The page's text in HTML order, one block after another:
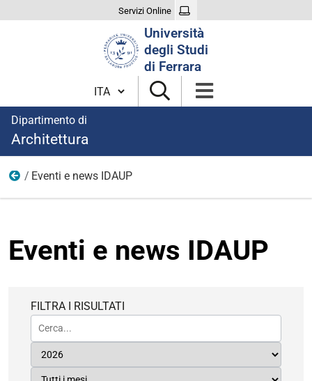
Servizi Online
Università
degli Studi
di Ferrara
Cambia lingua
Dipartimento di
Architettura
Dottorati di ricerca
Eventi e news IDAUP
Eventi e news IDAUP
FILTRA I RISULTATI